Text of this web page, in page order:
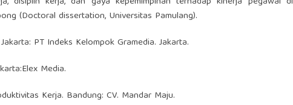
(Doctoral dissertation, Universitas Pamulang).
PT Indeks Kelompok Gramedia. Jakarta.
Media.
Kerja. Bandung: CV. Mandar Maju.